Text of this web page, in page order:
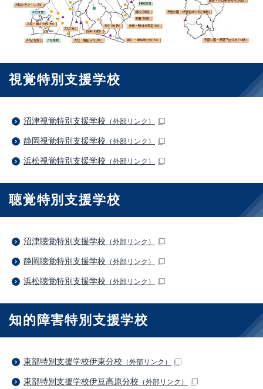
視覚特別支援学校
沼津視覚特別支援学校 （外部リンク）
静岡視覚特別支援学校 （外部リンク）
浜松視覚特別支援学校 （外部リンク）
聴覚特別支援学校
沼津聴覚特別支援学校 （外部リンク）
静岡聴覚特別支援学校 （外部リンク）
浜松聴覚特別支援学校 （外部リンク）
知的障害特別支援学校
東部特別支援学校伊東分校 （外部リンク）
東部特別支援学校伊豆高原分校 （外部リンク）